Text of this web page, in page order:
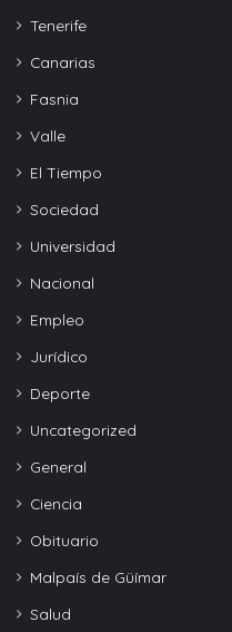
Tenerife
Canarias
Fasnia
Valle
El Tiempo
Sociedad
Universidad
Nacional
Empleo
Jurídico
Deporte
Uncategorized
General
Ciencia
Obituario
Malpaís de Güímar
Salud